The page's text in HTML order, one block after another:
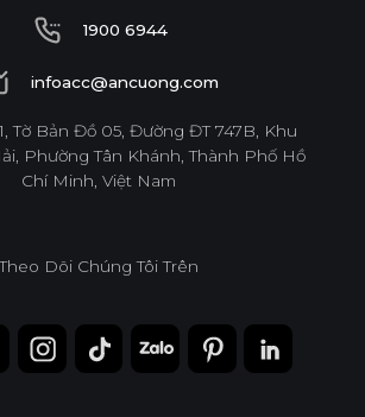
1900 6944
1900 6944
infoacc@ancuong.com
infoacc@ancuong.com
Tờ Bản Đồ 05, Đường ĐT 747B, Khu
Phường Tân Khánh, Thành Phố Hồ
Chí Minh, Việt Nam
Theo Dõi Chúng Tôi Trên